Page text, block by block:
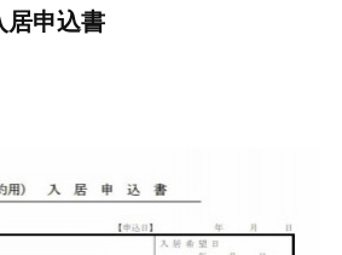
申込書